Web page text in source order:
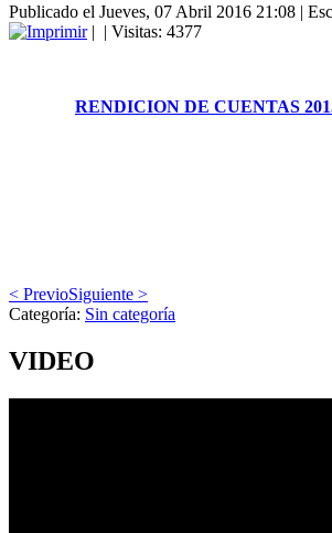
Publicado el Jueves, 07 Abril 2016 21:08 |
| | Visitas: 4377
RENDICION DE CUENTAS
< PrevioSiguiente >
Categoría: Sin categoría
VIDEO